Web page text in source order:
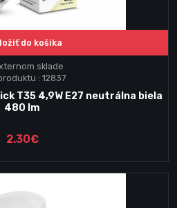
do košika
sklade
: 12837
T35 4,9W E27 neutrálna biela
480 lm
2.30€